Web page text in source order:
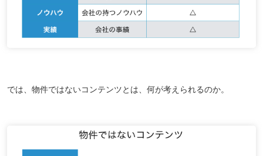
では、物件ではないコンテンツとは、何が考えられるのか。